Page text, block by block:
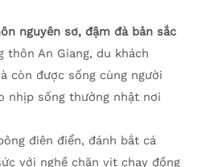
nguyên sơ, đậm đà bản sắc
An Giang, du khách
còn được sống cùng người
nhịp sống thường nhật nơi
điên điển, đánh bắt cá
với nghề chăn vịt chạy đồng